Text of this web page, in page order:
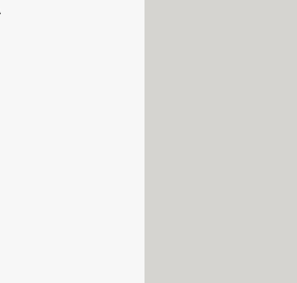
désormais de
20 % sur les
175 villes,
leur arrivée, leur